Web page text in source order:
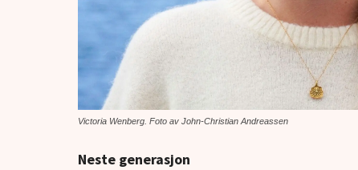
Victoria Wenberg. Foto av John-Christian Andreassen
Neste generasjon